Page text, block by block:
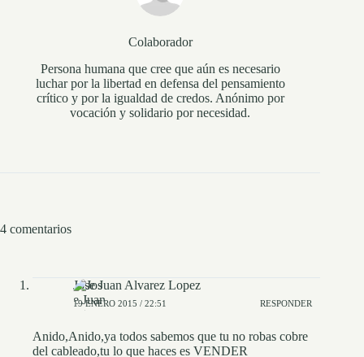
Colaborador
Persona humana que cree que aún es necesario
luchar por la libertad en defensa del pensamiento
crítico y por la igualdad de credos. Anónimo por
vocación y solidario por necesidad.
4 comentarios
Jose Juan Alvarez Lopez
19 ENERO 2015 / 22:51 RESPONDER
Anido,Anido,ya todos sabemos que tu no robas cobre
del cableado,tu lo que haces es VENDER